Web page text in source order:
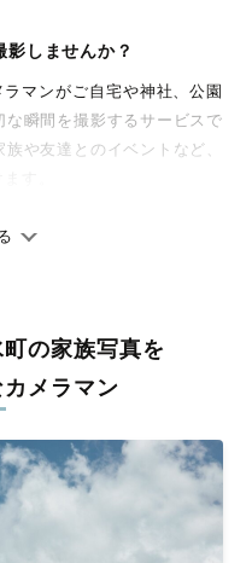
影しませんか？
マンがご自宅や神社、公園
瞬間を撮影するサービスで
や友達とのイベントなど、
経っても見返したくなるよ
く安心の価格設定です。オ
、撮影技術やホスピタリテ
国47都道府県に在籍してい
上げます
明るさや色合いを丁寧に調
の家族写真を
メラマン